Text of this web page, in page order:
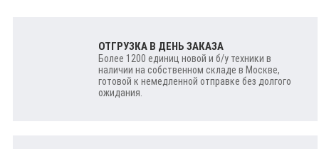
ОТГРУЗКА В ДЕНЬ ЗАКАЗА
Более 1200 единиц новой и б/у техники в
наличии на собственном складе в Москве,
готовой к немедленной отправке без долгого
ожидания.